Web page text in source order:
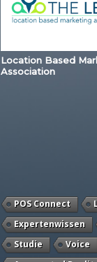
Location Based
Association
POS Connect
Expertenwissen
Studie
Voice